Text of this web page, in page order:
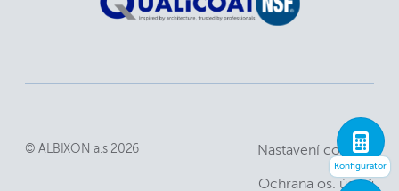
© ALBIXON a.s 2026 Nastavení cookies
Ochrana os. údajů
Konfigurátor